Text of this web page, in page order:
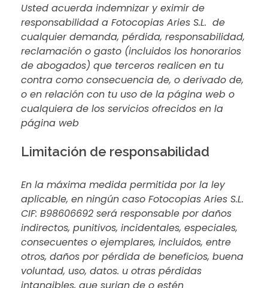
Usted acuerda indemnizar y eximir de
responsabilidad a Fotocopias Aries S.L. de
cualquier demanda, pérdida, responsabilidad,
reclamación o gasto (incluidos los honorarios
de abogados) que terceros realicen en tu
contra como consecuencia de, o derivado de,
o en relación con tu uso de la página web o
cualquiera de los servicios ofrecidos en la
página web
Limitación de responsabilidad
En la máxima medida permitida por la ley
aplicable, en ningún caso Fotocopias Aries S.L.
CIF: B98606692 será responsable por daños
indirectos, punitivos, incidentales, especiales,
consecuentes o ejemplares, incluidos, entre
otros, daños por pérdida de beneficios, buena
voluntad, uso, datos. u otras pérdidas
intangibles, que surjan de o estén